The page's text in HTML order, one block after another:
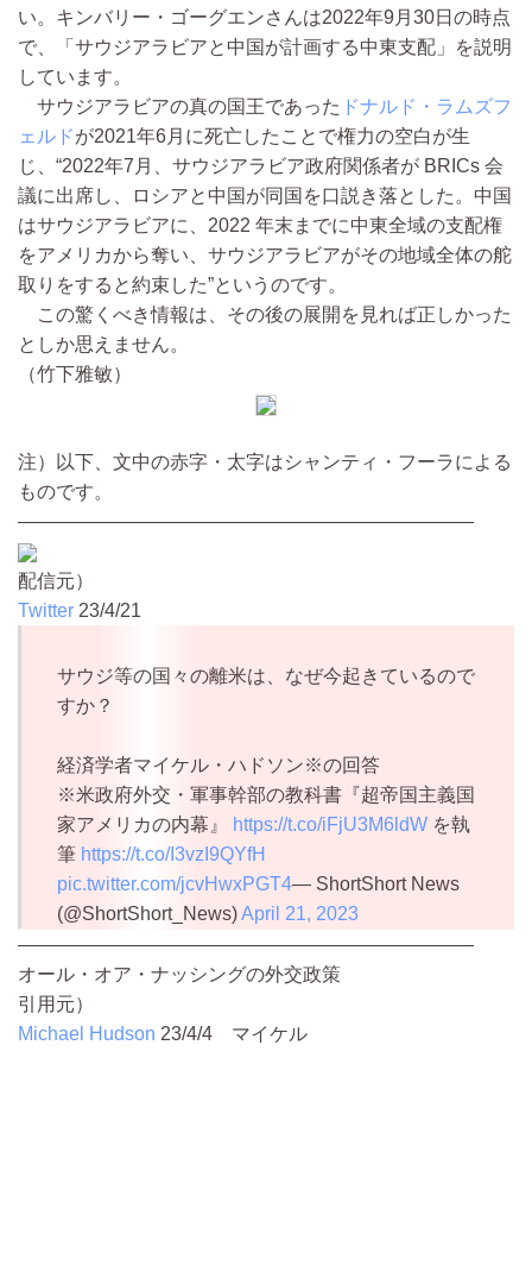
い。キンバリー・ゴーグエンさんは2022年9月30日の時点
で、「サウジアラビアと中国が計画する中東支配」を説明
しています。
サウジアラビアの真の国王であった ドナルド・ラムズフ
ェルドが2021年6月に死亡したことで権力の空白が生
じ、“2022年7月、サウジアラビア政府関係者が BRICs 会
議に出席し、ロシアと中国が同国を口説き落とした。中国
はサウジアラビアに、2022 年末までに中東全域の支配権
をアメリカから奪い、サウジアラビアがその地域全体の舵
取りをすると約束した”というのです。
この驚くべき情報は、その後の展開を見れば正しかった
としか思えません。
（竹下雅敏）
注）以下、文中の赤字・太字はシャンティ・フーラによる
ものです。
————————————————————————
配信元）
Twitter 23/4/21
サウジ等の国々の離米は、なぜ今起きているので
すか？
経済学者マイケル・ハドソン※の回答
※米政府外交・軍事幹部の教科書『超帝国主義国
家アメリカの内幕』
https://t.co/iFjU3M6ldWを執
筆 https://t.co/I3vzI9QYfH
pic.twitter.com/jcvHwxPGT4— ShortShort News
(@ShortShort_News)April 21, 2023
————————————————————————
オール・オア・ナッシングの外交政策
引用元）
Michael Hudson 23/4/4 マイケル